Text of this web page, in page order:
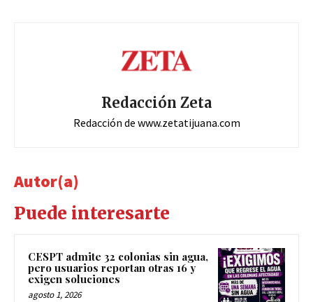
Redacción Zeta
Redacción de www.zetatijuana.com
Autor(a)
Puede interesarte
CESPT admite 32 colonias sin agua,
pero usuarios reportan otras 16 y
exigen soluciones
agosto 1, 2026